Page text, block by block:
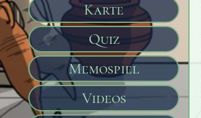
Karte
Quiz
Memospiel
Videos